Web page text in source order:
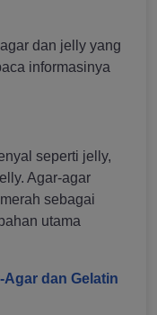
dan jelly yang
informasinya
seperti jelly,
Agar-agar
sebagai
utama
dan Gelatin